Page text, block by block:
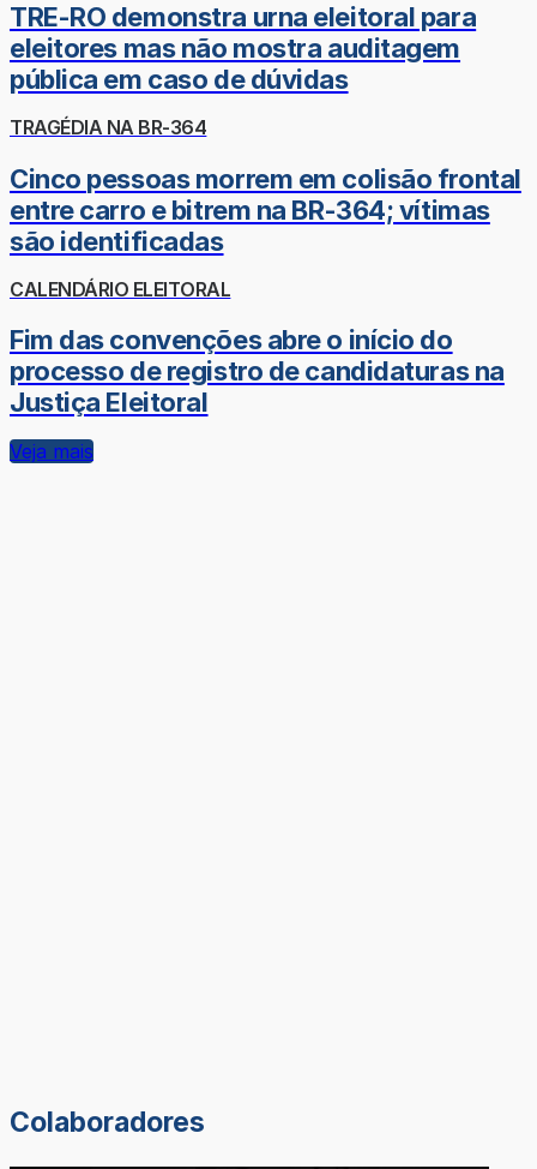
TRE-RO demonstra urna eleitoral para
eleitores mas não mostra auditagem
pública em caso de dúvidas
TRAGÉDIA NA BR-364
Cinco pessoas morrem em colisão frontal
entre carro e bitrem na BR-364; vítimas
são identificadas
CALENDÁRIO ELEITORAL
Fim das convenções abre o início do
processo de registro de candidaturas na
Justiça Eleitoral
Veja mais
Colaboradores